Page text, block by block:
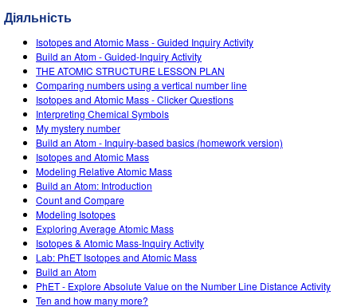
Діяльність
Isotopes and Atomic Mass - Guided Inquiry Activity
Build an Atom - Guided-Inquiry Activity
THE ATOMIC STRUCTURE LESSON PLAN
Comparing numbers using a vertical number line
Isotopes and Atomic Mass - Clicker Questions
Interpreting Chemical Symbols
My mystery number
Build an Atom - Inquiry-based basics (homework version)
Isotopes and Atomic Mass
Modeling Relative Atomic Mass
Build an Atom: Introduction
Count and Compare
Modeling Isotopes
Exploring Average Atomic Mass
Isotopes & Atomic Mass-Inquiry Activity
Lab: PhET Isotopes and Atomic Mass
Build an Atom
PhET - Explore Absolute Value on the Number Line Distance Activity
Ten and how many more?